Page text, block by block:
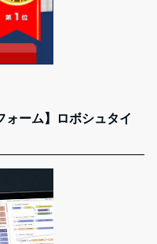
ォーム】ロボシュタイ